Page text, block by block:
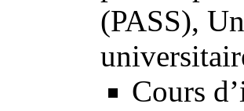
(PASS),
Cours